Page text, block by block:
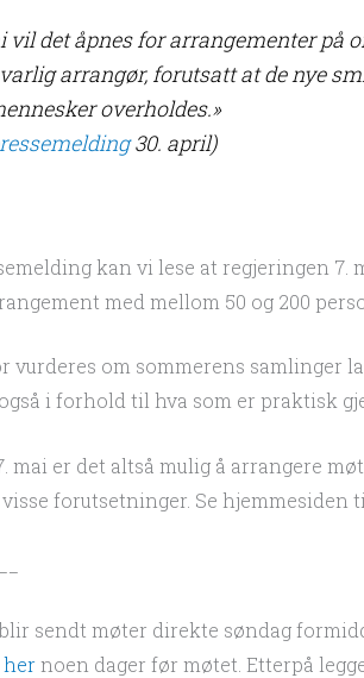
vil det åpnes for arrangementer på
arrangør, forutsatt at de nye
overholdes.»
30. april)
kan vi lese at regjeringen 7.
med mellom 50 og 200
vurderes om sommerens samlinger
i forhold til hva som er praktisk
mai er det altså mulig å arrangere
forutsetninger. Se hjemmesiden
sendt møter direkte søndag
hernoen dager før møtet. Etterpå